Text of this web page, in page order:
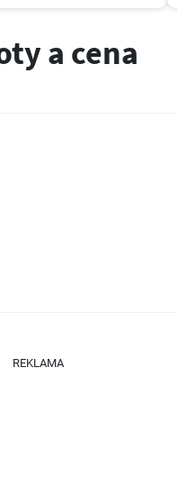
a cena
REKLAMA